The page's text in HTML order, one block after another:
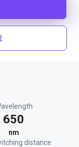
650
nm
distance